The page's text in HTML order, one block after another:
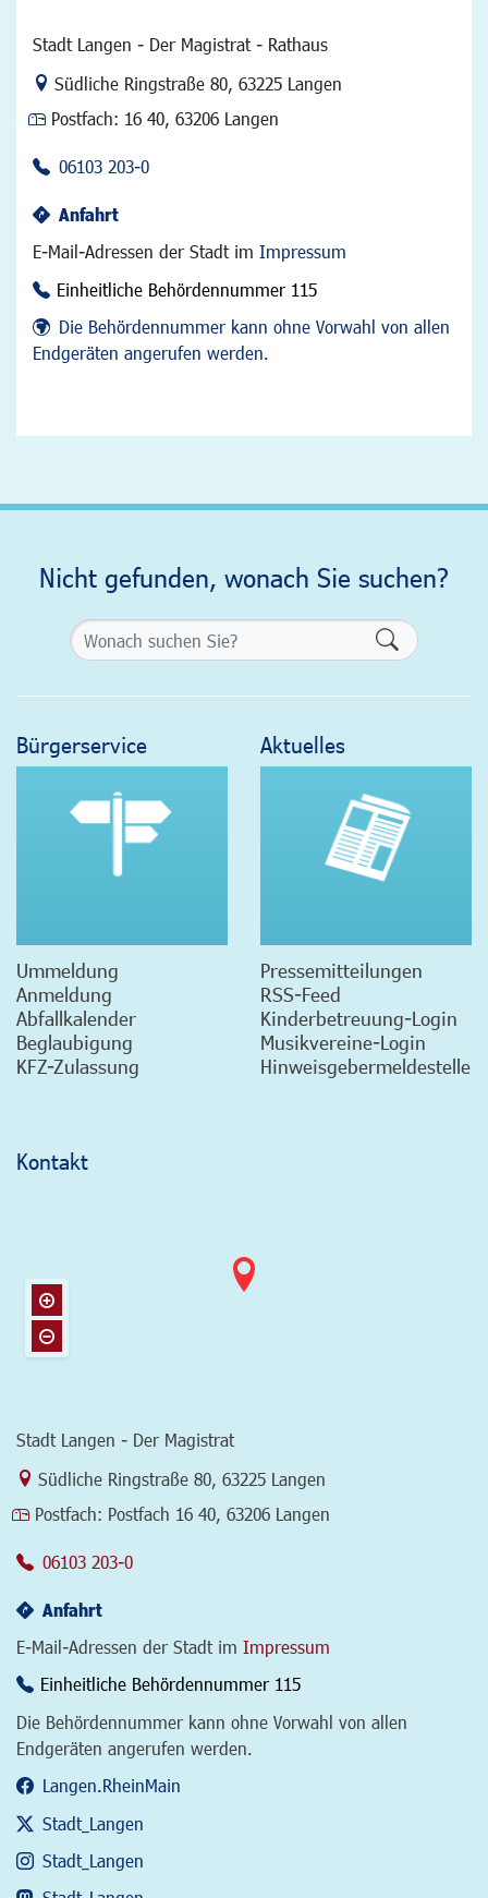
Stadt Langen - Der Magistrat - Rathaus
Link zur Google-Maps Navigation
Südliche Ringstraße 80, 63225 Langen
Postfach: 16 40, 63206 Langen
06103 203-0
Anfahrt
E-Mail-Adressen der Stadt im Impressum
Einheitliche Behördennummer 115
Die Behördennummer kann ohne Vorwahl von allen
Endgeräten angerufen werden.
Nicht gefunden, wonach Sie suchen?
Bürgerservice
Ummeldung
Anmeldung
Abfallkalender
Beglaubigung
KFZ-Zulassung
Aktuelles
Pressemitteilungen
RSS-Feed
Kinderbetreuung-Login
Musikvereine-Login
Hinweisgebermeldestelle
Kontakt
Stadt Langen - Der Magistrat
Link zur Google-Maps Navigation
Südliche Ringstraße 80 63225 Langen
Postfach: Postfach 16 40, 63206 Langen
06103 203-0
Anfahrt
E-Mail-Adressen der Stadt im Impressum
Einheitliche Behördennummer 115
Die Behördennummer kann ohne Vorwahl von allen
Endgeräten angerufen werden.
Langen.RheinMain
Stadt_Langen
Stadt_Langen